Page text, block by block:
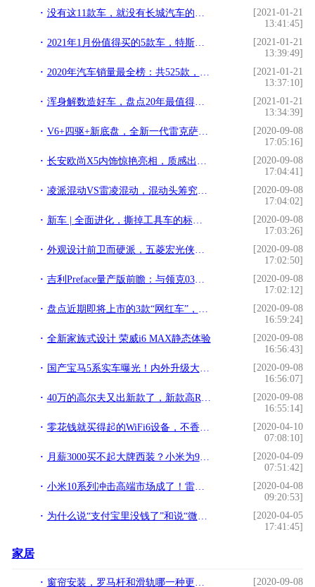
没有这11款车，就没有长城汽车的今天
[2021-01-21
13:41:45]
2021年1月份值得买的5款车，特斯拉有两款
[2021-01-21
13:39:49]
2020年汽车销量最全榜：共525款，来看看有没有你的爱车？
[2021-01-21
13:37:10]
浑身解数造好车，盘点20年最值得买的7款车型，个个性价比十足
[2021-01-21
13:34:39]
V6+四驱+新底盘，全新一代雷克萨斯IS，运动操控大幅提升
[2020-09-08
17:05:16]
长安欧尚X5内饰惊艳亮相，质感出色配置齐全，或下月上市
[2020-09-08
17:04:41]
凌派混动VS雷凌混动，混动头筹究竟花落谁家？
[2020-09-08
17:04:02]
新车 | 全面进化，撕掉工具车的标签！五菱凯捷实车亮相
[2020-09-08
17:03:26]
外观设计前卫而硬派，五菱宏光侠概念车亮相成都车展
[2020-09-08
17:02:50]
吉利Preface量产版前瞻：与领克03同平台 或售11.98万元起
[2020-09-08
17:02:12]
盘点近期即将上市的3款“网红车”，其中2台纯国产，颜值太高了
[2020-09-08
16:59:24]
全新家族式设计 荣威i6 MAX静态体验
[2020-09-08
16:56:43]
国产宝马5系实车曝光！内外升级大改，奥迪A6L还是对手么？
[2020-09-08
16:56:07]
40万的高尔夫又出新款了，新款高R实拍车
[2020-09-08
16:55:14]
零花钱就买得起的WiFi6设备，不香么？小米Ax3600WiFi6路由器评测
[2020-04-10
07:08:10]
月薪3000买不起大牌西装？小米为90后圆梦，仅1199元，职场人：买
[2020-04-09
07:51:42]
小米10系列冲击高端市场成了！雷军：不惜代价追求极致体验
[2020-04-08
09:20:53]
为什么说“支付宝里没钱了”和说“微信里没钱了”给人的感觉不同
[2020-04-05
17:41:45]
家居
窗帘安装，罗马杆和滑轨哪一种更好？两者各有优劣，建议你这样选
[2020-09-08